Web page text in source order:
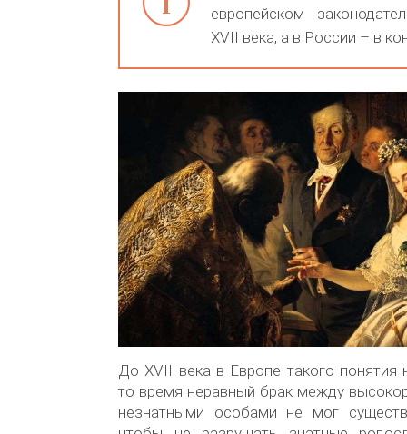
европейском
XVII века, а в России – в
До XVII века в Европе такого понятия
то время неравный брак между
незнатными особами не мог